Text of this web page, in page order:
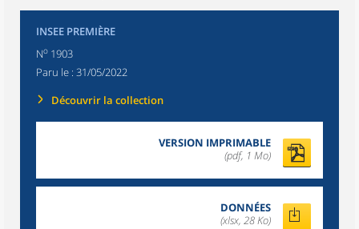
INSEE PREMIÈRE
No 1903
Paru le : 31/05/2022
Découvrir la collection
VERSION IMPRIMABLE
(pdf, 1 Mo)
DONNÉES
(xlsx, 28 Ko)